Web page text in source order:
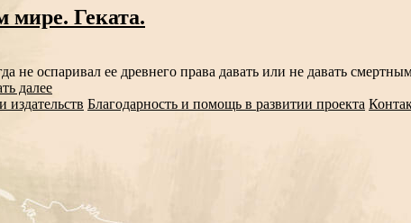
мире. Геката.
не оспаривал ее древнего права давать или не давать
далее
издательств Благодарность и помощь в развитии проекта